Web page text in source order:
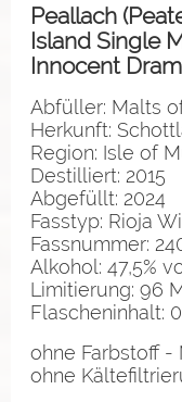
Peallach
Island Single
Innocent Dram
Abfüller: Malts
Herkunft:
Region: Isle of
Destilliert: 2015
Abgefüllt: 2024
Fasstyp: Rioja
Fassnummer:
Alkohol: 47,5%
Limitierung: 96
Flascheninhalt:
ohne Farbstoff -
ohne